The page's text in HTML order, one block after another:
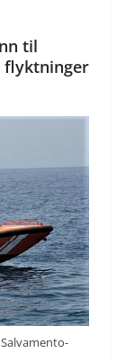
til
flyktninger